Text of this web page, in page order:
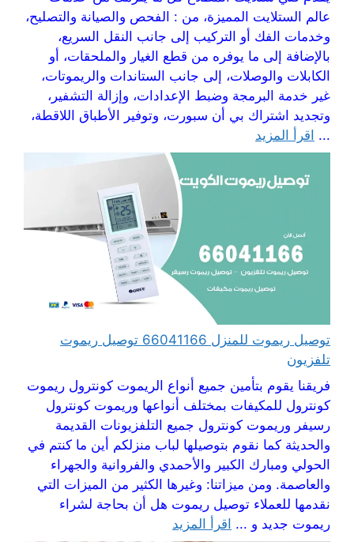
عالم الستلايت المميزة، من : الفحص والصيانة والتصليح،
وخدمات الفك أو التركيب إلى جانب النقل السريع،
بالإضافة إلى ما يوفره من قطع الغيار والملحقات، أو
الكابلات والوصلات، إلى جانب الستاندات والريموتات،
غير خدمة البرمجة وضبط الإعدادات، وإزالة التشفير،
وتجديد اشتراك بي أن سبورت، وتوفير الأطباق اللاقطة،
... اقرأ المزيد
توصيل ريموت للمنزل 66041166 توصيل ريموت
تلفزيون
فريقنا يقوم بتأمين جميع أنواع الريموت كونترول ريموت
كونترول للمكيفات بمختلف أنواعها وريموت كونترول
رسيفر وريموت كونترول جميع التلفزيونات القديمة
والحديثة كما نقوم بتوصيلها لباب منزلكم أين ما كنتم في
الحولي ومبارك الكبير والأحمدي والفروانية والجهراء
والعاصمة. ومن ميزاتنا: وغيرها الكثير من الميزات التي
نقدمها للعملاء توصيل ريموت هل أن بحاجة لشراء
ريموت جديد و ... اقرأ المزيد